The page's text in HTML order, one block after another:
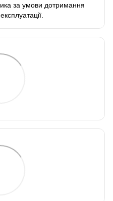
за умови дотримання